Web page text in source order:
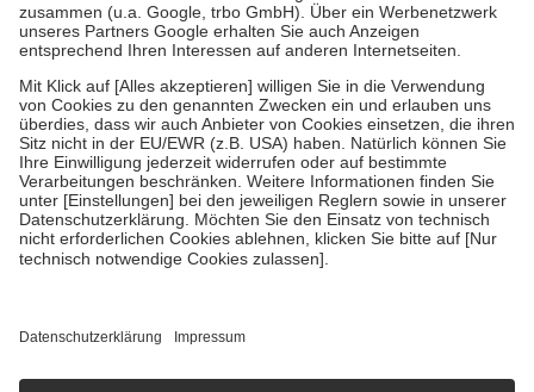
Verordnung.
Um das Engagement der Versicherten für ihre eigene Gesundheit zu
stärken und die besondere Stellung der Familie zu unterstützen,
fallenkeine Zuzahlungenan bei:
• Kindern und Jugendlichen bis zum vollendeten 18. Lebensjahr
mit Ausnahme der Fahrkosten
• Untersuchungen zur Vorsorge und Früherkennung, die von der
GKV getragen werden
• empfohlenen Schutzimpfungen
• Harn- und Blutteststreifen
getroffen, um sicherzustellen, dass es sich um echte Bewertungen
https://help.etrusted.com/hc/de/articles/4419944605341